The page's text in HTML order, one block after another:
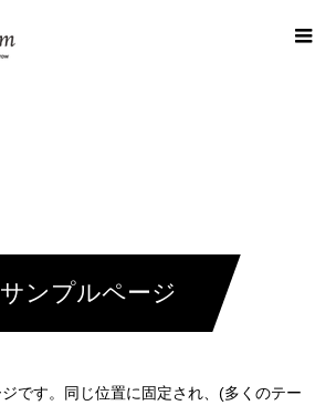
サンプルページ
です。同じ位置に固定され、(多くのテー